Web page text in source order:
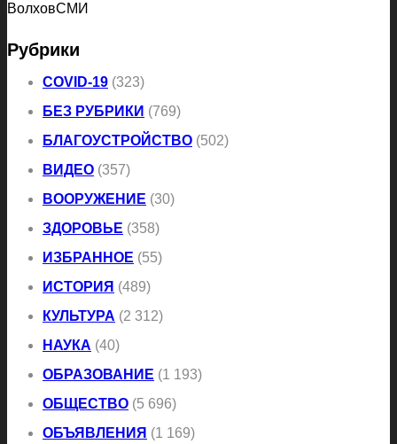
ВолховСМИ
Рубрики
COVID-19 (323)
БЕЗ РУБРИКИ (769)
БЛАГОУСТРОЙСТВО (502)
ВИДЕО (357)
ВООРУЖЕНИЕ (30)
ЗДОРОВЬЕ (358)
ИЗБРАННОЕ (55)
ИСТОРИЯ (489)
КУЛЬТУРА (2 312)
НАУКА (40)
ОБРАЗОВАНИЕ (1 193)
ОБЩЕСТВО (5 696)
ОБЪЯВЛЕНИЯ (1 169)